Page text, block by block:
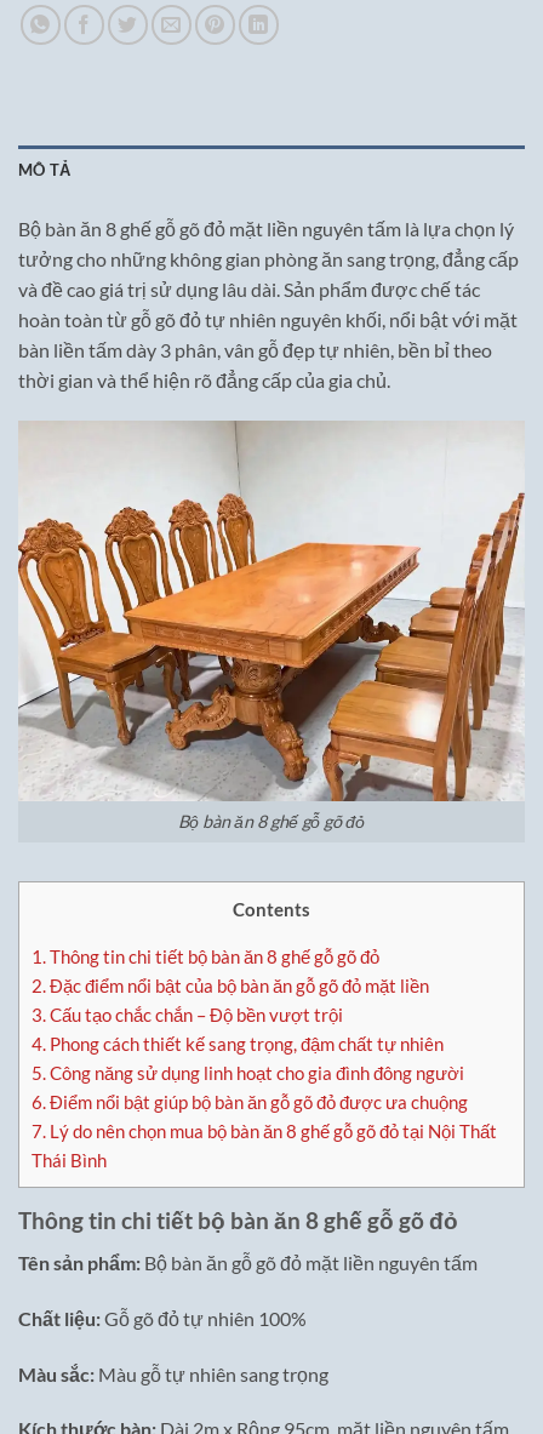
MÔ TẢ
Bộ bàn ăn 8 ghế gỗ gõ đỏ mặt liền nguyên tấm là lựa chọn lý
tưởng cho những không gian phòng ăn sang trọng, đẳng cấp
và đề cao giá trị sử dụng lâu dài. Sản phẩm được chế tác
hoàn toàn từ gỗ gõ đỏ tự nhiên nguyên khối, nổi bật với mặt
bàn liền tấm dày 3 phân, vân gỗ đẹp tự nhiên, bền bỉ theo
thời gian và thể hiện rõ đẳng cấp của gia chủ.
Bộ bàn ăn 8 ghế gỗ gõ đỏ
Contents
1.Thông tin chi tiết bộ bàn ăn 8 ghế gỗ gõ đỏ
2.Đặc điểm nổi bật của bộ bàn ăn gỗ gõ đỏ mặt liền
3.Cấu tạo chắc chắn – Độ bền vượt trội
4. Phong cách thiết kế sang trọng, đậm chất tự nhiên
5.Công năng sử dụng linh hoạt cho gia đình đông người
6.Điểm nổi bật giúp bộ bàn ăn gỗ gõ đỏ được ưa chuộng
7. Lý do nên chọn mua bộ bàn ăn 8 ghế gỗ gõ đỏ tại Nội Thất
Thái Bình
Thông tin chi tiết bộ bàn ăn 8 ghế gỗ gõ đỏ
Tên sản phẩm: Bộ bàn ăn gỗ gõ đỏ mặt liền nguyên tấm
Chất liệu:Gỗ gõ đỏ tự nhiên 100%
Màu sắc: Màu gỗ tự nhiên sang trọng
Kích thước bàn: Dài 2m x Rộng 95cm, mặt liền nguyên tấm